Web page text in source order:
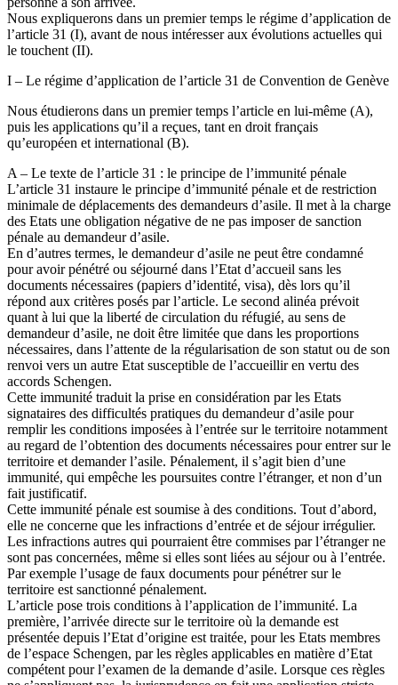
Nous expliquerons dans un premier temps le régime d’application de
l’article 31 (I), avant de nous intéresser aux évolutions actuelles qui
le touchent (II).
I – Le régime d’application de l’article 31 de Convention de Genève
Nous étudierons dans un premier temps l’article en lui-même (A),
puis les applications qu’il a reçues, tant en droit français
qu’européen et international (B).
A – Le texte de l’article 31 : le principe de l’immunité pénale
L’article 31 instaure le principe d’immunité pénale et de restriction
minimale de déplacements des demandeurs d’asile. Il met à la charge
des Etats une obligation négative de ne pas imposer de sanction
pénale au demandeur d’asile.
En d’autres termes, le demandeur d’asile ne peut être condamné
pour avoir pénétré ou séjourné dans l’Etat d’accueil sans les
documents nécessaires (papiers d’identité, visa), dès lors qu’il
répond aux critères posés par l’article. Le second alinéa prévoit
quant à lui que la liberté de circulation du réfugié, au sens de
demandeur d’asile, ne doit être limitée que dans les proportions
nécessaires, dans l’attente de la régularisation de son statut ou de son
renvoi vers un autre Etat susceptible de l’accueillir en vertu des
accords Schengen.
Cette immunité traduit la prise en considération par les Etats
signataires des difficultés pratiques du demandeur d’asile pour
remplir les conditions imposées à l’entrée sur le territoire notamment
au regard de l’obtention des documents nécessaires pour entrer sur le
territoire et demander l’asile. Pénalement, il s’agit bien d’une
immunité, qui empêche les poursuites contre l’étranger, et non d’un
fait justificatif.
Cette immunité pénale est soumise à des conditions. Tout d’abord,
elle ne concerne que les infractions d’entrée et de séjour irrégulier.
Les infractions autres qui pourraient être commises par l’étranger ne
sont pas concernées, même si elles sont liées au séjour ou à l’entrée.
Par exemple l’usage de faux documents pour pénétrer sur le
territoire est sanctionné pénalement.
L’article pose trois conditions à l’application de l’immunité. La
première, l’arrivée directe sur le territoire où la demande est
présentée depuis l’Etat d’origine est traitée, pour les Etats membres
de l’espace Schengen, par les règles applicables en matière d’Etat
compétent pour l’examen de la demande d’asile. Lorsque ces règles